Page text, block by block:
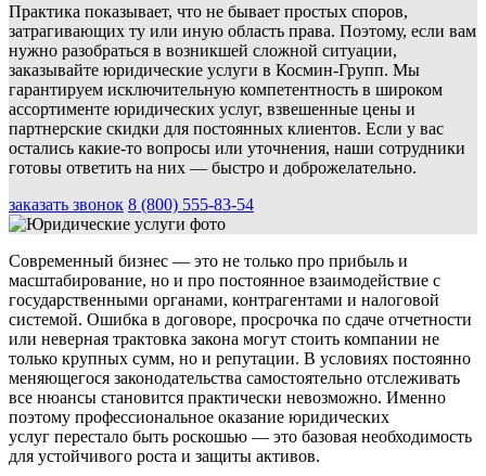
Практика показывает, что не бывает простых споров,
затрагивающих ту или иную область права. Поэтому, если вам
нужно разобраться в возникшей сложной ситуации,
заказывайте юридические услуги в Космин-Групп. Мы
гарантируем исключительную компетентность в широком
ассортименте юридических услуг, взвешенные цены и
партнерские скидки для постоянных клиентов. Если у вас
остались какие-то вопросы или уточнения, наши сотрудники
готовы ответить на них — быстро и доброжелательно.
заказать звонок 8 (800) 555-83-54
Современный бизнес — это не только про прибыль и
масштабирование, но и про постоянное взаимодействие с
государственными органами, контрагентами и налоговой
системой. Ошибка в договоре, просрочка по сдаче отчетности
или неверная трактовка закона могут стоить компании не
только крупных сумм, но и репутации. В условиях постоянно
меняющегося законодательства самостоятельно отслеживать
все нюансы становится практически невозможно. Именно
поэтому профессиональное оказание юридических
услуг перестало быть роскошью — это базовая необходимость
для устойчивого роста и защиты активов.